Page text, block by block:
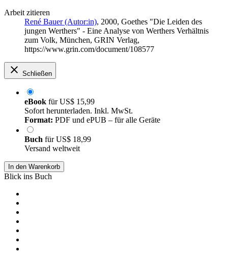
Arbeit zitieren
René Bauer (Autor:in), 2000, Goethes "Die Leiden des
jungen Werthers" - Eine Analyse von Werthers Verhältnis
zum Volk, München, GRIN Verlag,
https://www.grin.com/document/108577
Schließen
eBook fürUS$ 15,99
Sofort herunterladen. Inkl. MwSt.
Format: PDF und ePUB – für alle Geräte
Buch fürUS$ 18,99
Versand weltweit
In den Warenkorb
Blick ins Buch